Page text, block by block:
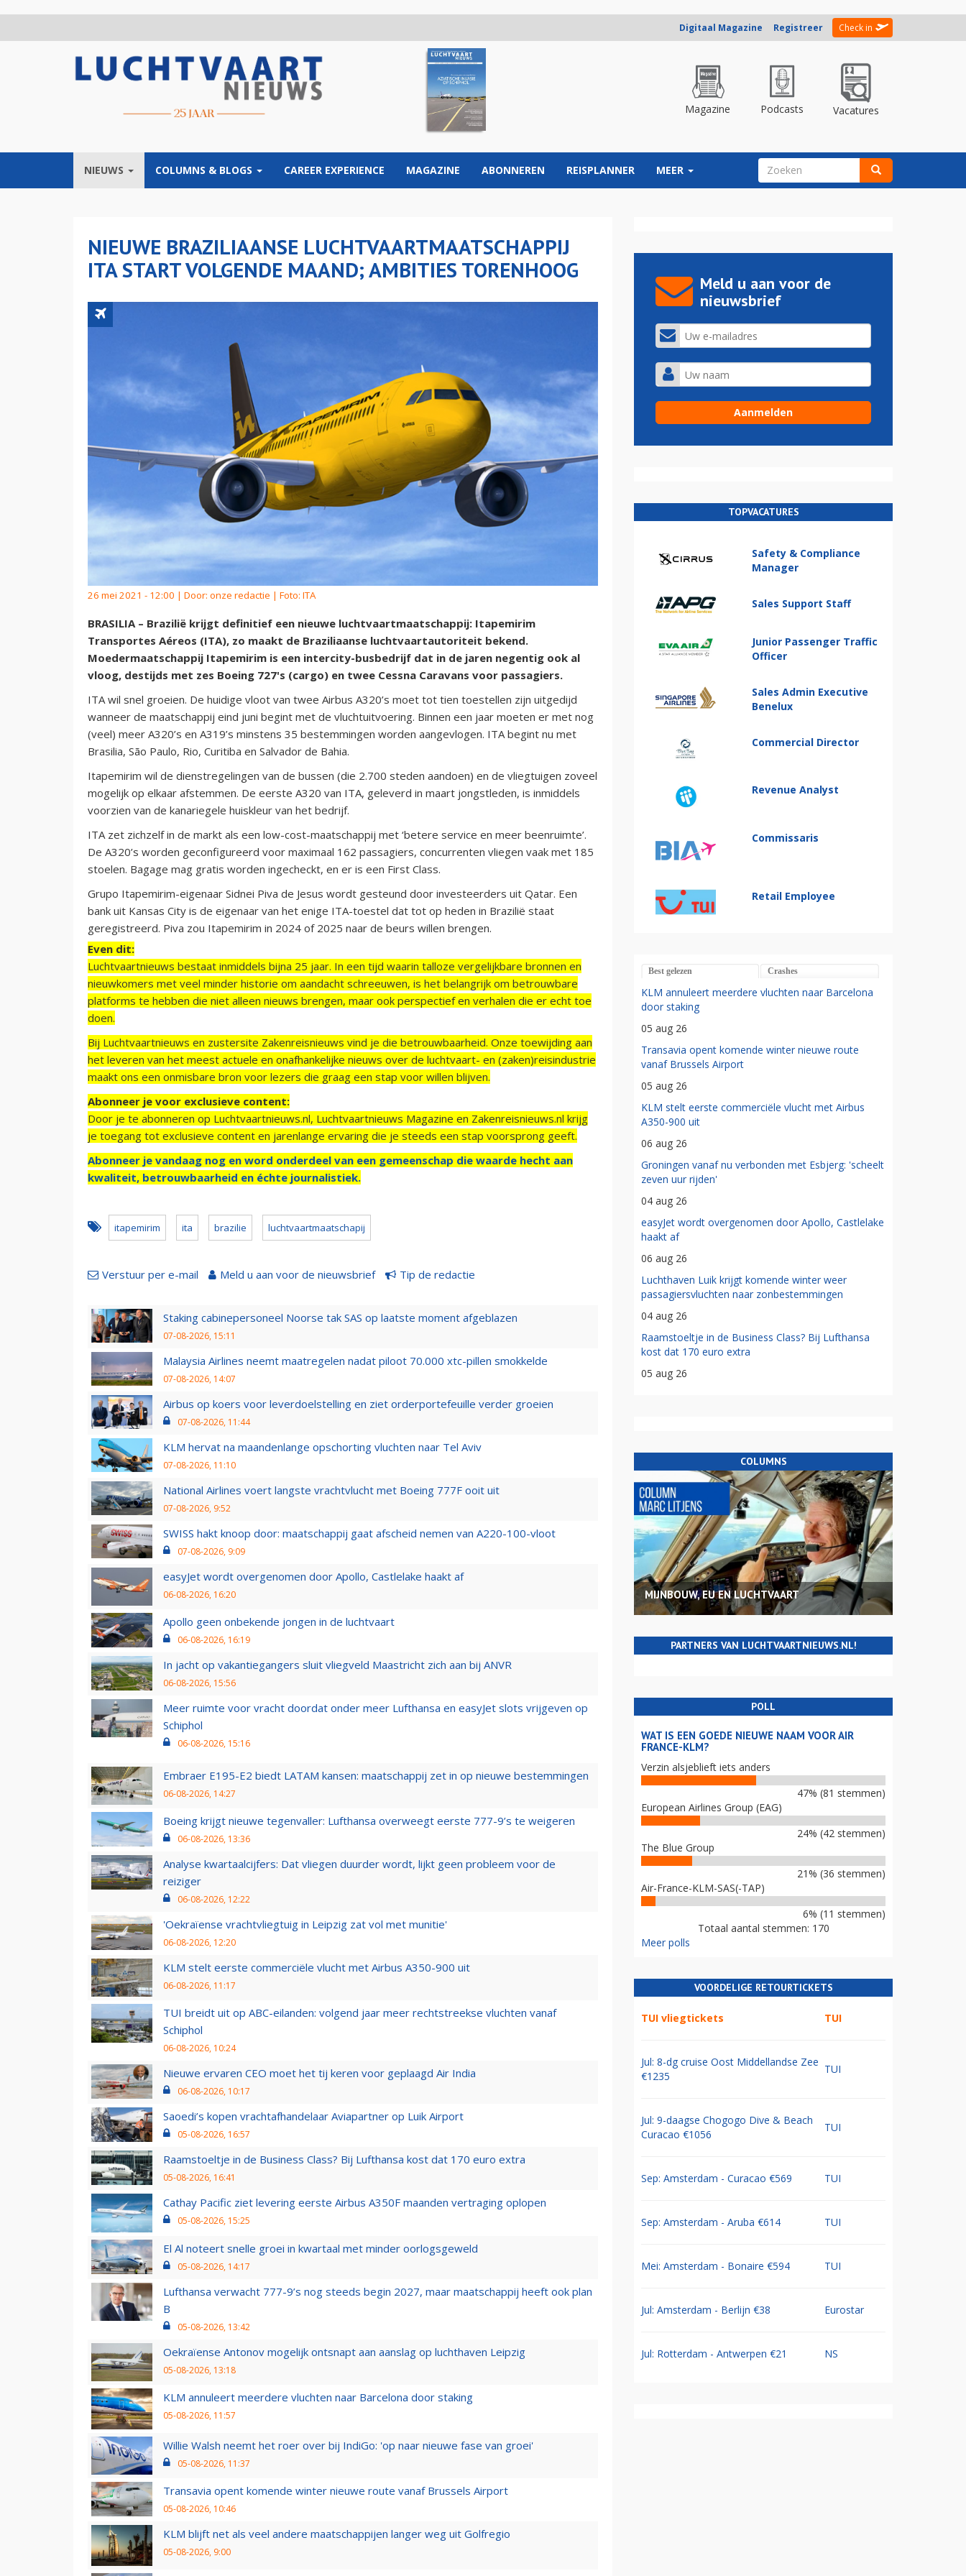
Digitaal Magazine Registreer Check in
Magazine Podcasts Vacatures
NIEUWS COLUMNS & BLOGS CAREER EXPERIENCE MAGAZINE ABONNEREN REISPLANNER MEER ZOEKVELD
NIEUWE BRAZILIAANSE LUCHTVAARTMAATSCHAPPIJ
ITA START VOLGENDE MAAND; AMBITIES TORENHOOG
26 mei 2021 - 12:00 | Door: onze redactie | Foto: ITA
BRASILIA – Brazilië krijgt definitief een nieuwe luchtvaartmaatschappij: Itapemirim
Transportes Aéreos (ITA), zo maakt de Braziliaanse luchtvaartautoriteit bekend.
Moedermaatschappij Itapemirim is een intercity-busbedrijf dat in de jaren negentig ook al
vloog, destijds met zes Boeing 727's (cargo) en twee Cessna Caravans voor passagiers.
ITA wil snel groeien. De huidige vloot van twee Airbus A320’s moet tot tien toestellen zijn uitgedijd
wanneer de maatschappij eind juni begint met de vluchtuitvoering. Binnen een jaar moeten er met nog
(veel) meer A320’s en A319’s minstens 35 bestemmingen worden aangevlogen. ITA begint nu met
Brasilia, São Paulo, Rio, Curitiba en Salvador de Bahia.
Itapemirim wil de dienstregelingen van de bussen (die 2.700 steden aandoen) en de vliegtuigen zoveel
mogelijk op elkaar afstemmen. De eerste A320 van ITA, geleverd in maart jongstleden, is inmiddels
voorzien van de kanariegele huiskleur van het bedrijf.
ITA zet zichzelf in de markt als een low-cost-maatschappij met ‘betere service en meer beenruimte’.
De A320’s worden geconfigureerd voor maximaal 162 passagiers, concurrenten vliegen vaak met 185
stoelen. Bagage mag gratis worden ingecheckt, en er is een First Class.
Grupo Itapemirim-eigenaar Sidnei Piva de Jesus wordt gesteund door investeerders uit Qatar. Een
bank uit Kansas City is de eigenaar van het enige ITA-toestel dat tot op heden in Brazilië staat
geregistreerd. Piva zou Itapemirim in 2024 of 2025 naar de beurs willen brengen.
Even dit:
Luchtvaartnieuws bestaat inmiddels bijna 25 jaar. In een tijd waarin talloze vergelijkbare bronnen en
nieuwkomers met veel minder historie om aandacht schreeuwen, is het belangrijk om betrouwbare
platforms te hebben die niet alleen nieuws brengen, maar ook perspectief en verhalen die er echt toe
doen.
Bij Luchtvaartnieuws en zustersite Zakenreisnieuws vind je die betrouwbaarheid. Onze toewijding aan
het leveren van het meest actuele en onafhankelijke nieuws over de luchtvaart- en (zaken)reisindustrie
maakt ons een onmisbare bron voor lezers die graag een stap voor willen blijven.
Abonneer je voor exclusieve content:
Door je te abonneren op Luchtvaartnieuws.nl, Luchtvaartnieuws Magazine en Zakenreisnieuws.nl krijg
je toegang tot exclusieve content en jarenlange ervaring die je steeds een stap voorsprong geeft.
Abonneer je vandaag nog en word onderdeel van een gemeenschap die waarde hecht aan
kwaliteit, betrouwbaarheid en échte journalistiek.
itapemirim ita brazilie luchtvaartmaatschapij
Verstuur per e-mail Meld u aan voor de nieuwsbrief Tip de redactie
Staking cabinepersoneel Noorse tak SAS op laatste moment afgeblazen
07-08-2026, 15:11
Malaysia Airlines neemt maatregelen nadat piloot 70.000 xtc-pillen smokkelde
07-08-2026, 14:07
Airbus op koers voor leverdoelstelling en ziet orderportefeuille verder groeien
07-08-2026, 11:44
KLM hervat na maandenlange opschorting vluchten naar Tel Aviv
07-08-2026, 11:10
National Airlines voert langste vrachtvlucht met Boeing 777F ooit uit
07-08-2026, 9:52
SWISS hakt knoop door: maatschappij gaat afscheid nemen van A220-100-vloot
07-08-2026, 9:09
easyJet wordt overgenomen door Apollo, Castlelake haakt af
06-08-2026, 16:20
Apollo geen onbekende jongen in de luchtvaart
06-08-2026, 16:19
In jacht op vakantiegangers sluit vliegveld Maastricht zich aan bij ANVR
06-08-2026, 15:56
Meer ruimte voor vracht doordat onder meer Lufthansa en easyJet slots vrijgeven op
Schiphol
06-08-2026, 15:16
Embraer E195-E2 biedt LATAM kansen: maatschappij zet in op nieuwe bestemmingen
06-08-2026, 14:27
Boeing krijgt nieuwe tegenvaller: Lufthansa overweegt eerste 777-9’s te weigeren
06-08-2026, 13:36
Analyse kwartaalcijfers: Dat vliegen duurder wordt, lijkt geen probleem voor de
reiziger
06-08-2026, 12:22
'Oekraïense vrachtvliegtuig in Leipzig zat vol met munitie'
06-08-2026, 12:20
KLM stelt eerste commerciële vlucht met Airbus A350-900 uit
06-08-2026, 11:17
TUI breidt uit op ABC-eilanden: volgend jaar meer rechtstreekse vluchten vanaf
Schiphol
06-08-2026, 10:24
Nieuwe ervaren CEO moet het tij keren voor geplaagd Air India
06-08-2026, 10:17
Saoedi’s kopen vrachtafhandelaar Aviapartner op Luik Airport
05-08-2026, 16:57
Raamstoeltje in de Business Class? Bij Lufthansa kost dat 170 euro extra
05-08-2026, 16:41
Cathay Pacific ziet levering eerste Airbus A350F maanden vertraging oplopen
05-08-2026, 15:25
El Al noteert snelle groei in kwartaal met minder oorlogsgeweld
05-08-2026, 14:17
Lufthansa verwacht 777-9’s nog steeds begin 2027, maar maatschappij heeft ook plan
B
05-08-2026, 13:42
Oekraïense Antonov mogelijk ontsnapt aan aanslag op luchthaven Leipzig
05-08-2026, 13:18
KLM annuleert meerdere vluchten naar Barcelona door staking
05-08-2026, 11:57
Willie Walsh neemt het roer over bij IndiGo: 'op naar nieuwe fase van groei'
05-08-2026, 11:37
Transavia opent komende winter nieuwe route vanaf Brussels Airport
05-08-2026, 10:46
KLM blijft net als veel andere maatschappijen langer weg uit Golfregio
05-08-2026, 9:00
Meld u aan voor de
nieuwsbrief
TOPVACATURES
Safety & Compliance
Manager
Sales Support Staff
Junior Passenger Traffic
Officer
Sales Admin Executive
Benelux
Commercial Director
Revenue Analyst
Commissaris
Retail Employee
Best gelezen Crashes
KLM annuleert meerdere vluchten naar Barcelona
door staking
05 aug 26
Transavia opent komende winter nieuwe route
vanaf Brussels Airport
05 aug 26
KLM stelt eerste commerciële vlucht met Airbus
A350-900 uit
06 aug 26
Groningen vanaf nu verbonden met Esbjerg: 'scheelt
zeven uur rijden'
04 aug 26
easyJet wordt overgenomen door Apollo, Castlelake
haakt af
06 aug 26
Luchthaven Luik krijgt komende winter weer
passagiersvluchten naar zonbestemmingen
04 aug 26
Raamstoeltje in de Business Class? Bij Lufthansa
kost dat 170 euro extra
05 aug 26
COLUMNS
MIJNBOUW, EU EN LUCHTVAART
PARTNERS VAN LUCHTVAARTNIEUWS.NL!
POLL
WAT IS EEN GOEDE NIEUWE NAAM VOOR AIR
FRANCE-KLM?
Verzin alsjeblieft iets anders
47% (81 stemmen)
European Airlines Group (EAG)
24% (42 stemmen)
The Blue Group
21% (36 stemmen)
Air-France-KLM-SAS(-TAP)
6% (11 stemmen)
Totaal aantal stemmen: 170
Meer polls
VOORDELIGE RETOURTICKETS
TUI vliegtickets TUI
Jul: 8-dg cruise Oost Middellandse Zee
€1235
TUI
Jul: 9-daagse Chogogo Dive & Beach
Curacao €1056
TUI
Sep: Amsterdam - Curacao €569 TUI
Sep: Amsterdam - Aruba €614 TUI
Mei: Amsterdam - Bonaire €594 TUI
Jul: Amsterdam - Berlijn €38 Eurostar
Jul: Rotterdam - Antwerpen €21 NS